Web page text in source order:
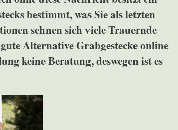
bestimmt, was Sie als letzten
sehnen sich viele Trauernde
Alternative Grabgestecke online
keine Beratung, deswegen ist es